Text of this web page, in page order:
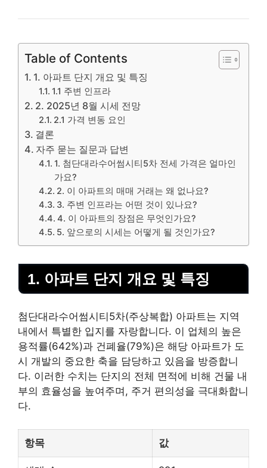
Table of Contents
1. 아파트 단지 개요 및 특징
1.1 주변 인프라
2. 2025년 8월 시세 전망
2.1 가격 변동 요인
결론
자주 묻는 질문과 답변
1. 첨단대라수어썸시티5차 전세 가격은 얼마인
가요?
2. 이 아파트의 매매 거래는 왜 없나요?
3. 주변 인프라는 어떤 것이 있나요?
4. 이 아파트의 장점은 무엇인가요?
5. 앞으로의 시세는 어떻게 될 것인가요?
1. 아파트 단지 개요 및 특징
첨단대라수어썸시티5차(주상복합) 아파트는 지역
내에서 특별한 입지를 자랑합니다. 이 업체의 높은
용적률(642%)과 건폐율(79%)은 해당 아파트가 도
시 개발의 중요한 축을 담당하고 있음을 방증합니
다. 이러한 수치는 단지의 전체 면적에 비해 건물 내
부의 효율성을 높여주며, 주거 편의성을 극대화합니
다.
항목 값